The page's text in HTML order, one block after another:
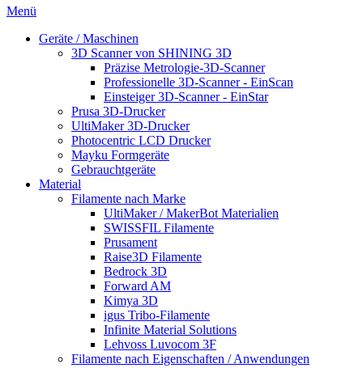
Menü
Geräte / Maschinen
3D Scanner von SHINING 3D
Präzise Metrologie-3D-Scanner
Professionelle 3D-Scanner - EinScan
Einsteiger 3D-Scanner - EinStar
Prusa 3D-Drucker
UltiMaker 3D-Drucker
Photocentric LCD Drucker
Mayku Formgeräte
Gebrauchtgeräte
Material
Filamente nach Marke
UltiMaker / MakerBot Materialien
SWISSFIL Filamente
Prusament
Raise3D Filamente
Bedrock 3D
Forward AM
Kimya 3D
igus Tribo-Filamente
Infinite Material Solutions
Lehvoss Luvocom 3F
Filamente nach Eigenschaften / Anwendungen